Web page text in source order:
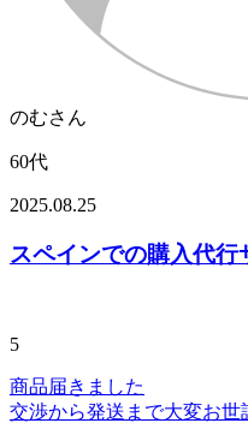
のむさん
60代
2025.08.25
スペインでの購入代行
5
商品届きました
交渉から発送まで大変お世